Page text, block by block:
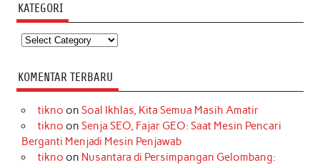
KATEGORI
Kategori
KOMENTAR TERBARU
tikno on Soal Ikhlas, Kita Semua Masih Amatir
tikno on Senja SEO, Fajar GEO: Saat Mesin Pencari
Berganti Menjadi Mesin Penjawab
tikno on Nusantara di Persimpangan Gelombang: